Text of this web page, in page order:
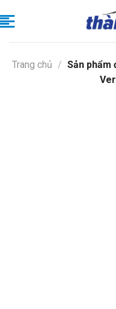
to
Trang chủ / Sản phẩm